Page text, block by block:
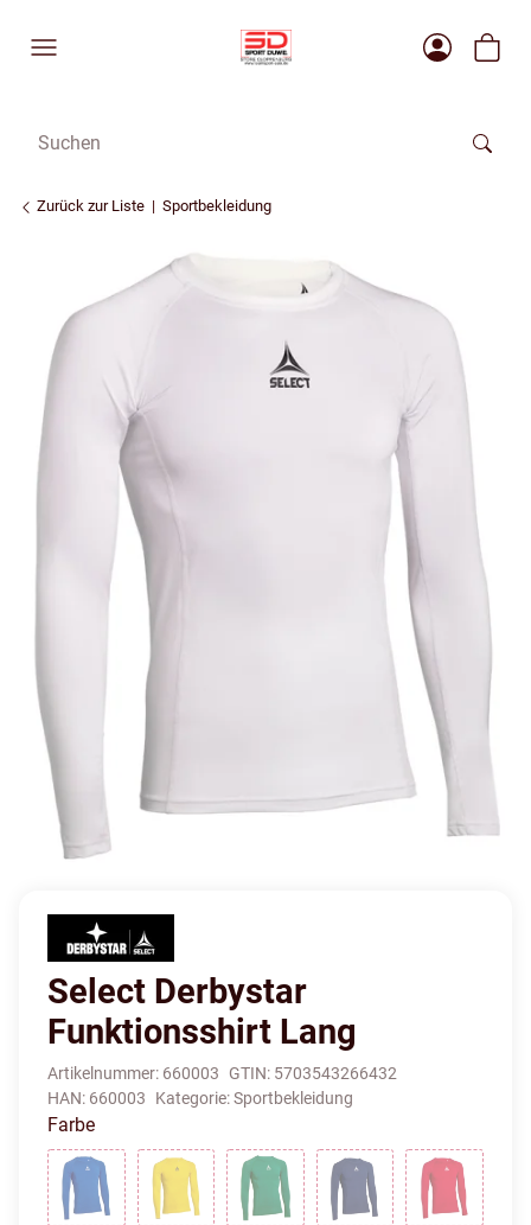
Zurück zur Liste Sportbekleidung
Select Derbystar
Funktionsshirt Lang
Artikelnummer: 660003 GTIN: 5703543266432
HAN: 660003 Kategorie:Sportbekleidung
Farbe